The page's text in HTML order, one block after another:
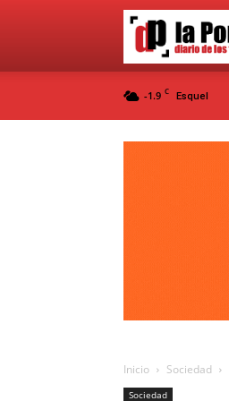
-1.9 C Esquel
Inicio Sociedad
Sociedad